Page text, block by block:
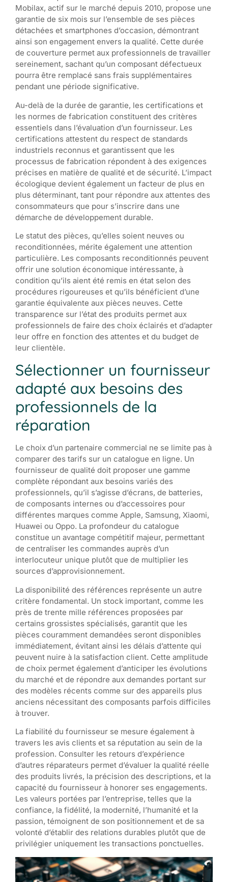
Mobilax, actif sur le marché depuis 2010, propose une
garantie de six mois sur l’ensemble de ses pièces
détachées et smartphones d’occasion, démontrant
ainsi son engagement envers la qualité. Cette durée
de couverture permet aux professionnels de travailler
sereinement, sachant qu’un composant défectueux
pourra être remplacé sans frais supplémentaires
pendant une période significative.
Au-delà de la durée de garantie, les certifications et
les normes de fabrication constituent des critères
essentiels dans l’évaluation d’un fournisseur. Les
certifications attestent du respect de standards
industriels reconnus et garantissent que les
processus de fabrication répondent à des exigences
précises en matière de qualité et de sécurité. L’impact
écologique devient également un facteur de plus en
plus déterminant, tant pour répondre aux attentes des
consommateurs que pour s’inscrire dans une
démarche de développement durable.
Le statut des pièces, qu’elles soient neuves ou
reconditionnées, mérite également une attention
particulière. Les composants reconditionnés peuvent
offrir une solution économique intéressante, à
condition qu’ils aient été remis en état selon des
procédures rigoureuses et qu’ils bénéficient d’une
garantie équivalente aux pièces neuves. Cette
transparence sur l’état des produits permet aux
professionnels de faire des choix éclairés et d’adapter
leur offre en fonction des attentes et du budget de
leur clientèle.
Sélectionner un fournisseur
adapté aux besoins des
professionnels de la
réparation
Le choix d’un partenaire commercial ne se limite pas à
comparer des tarifs sur un catalogue en ligne. Un
fournisseur de qualité doit proposer une gamme
complète répondant aux besoins variés des
professionnels, qu’il s’agisse d’écrans, de batteries,
de composants internes ou d’accessoires pour
différentes marques comme Apple, Samsung, Xiaomi,
Huawei ou Oppo. La profondeur du catalogue
constitue un avantage compétitif majeur, permettant
de centraliser les commandes auprès d’un
interlocuteur unique plutôt que de multiplier les
sources d’approvisionnement.
La disponibilité des références représente un autre
critère fondamental. Un stock important, comme les
près de trente mille références proposées par
certains grossistes spécialisés, garantit que les
pièces couramment demandées seront disponibles
immédiatement, évitant ainsi les délais d’attente qui
peuvent nuire à la satisfaction client. Cette amplitude
de choix permet également d’anticiper les évolutions
du marché et de répondre aux demandes portant sur
des modèles récents comme sur des appareils plus
anciens nécessitant des composants parfois difficiles
à trouver.
La fiabilité du fournisseur se mesure également à
travers les avis clients et sa réputation au sein de la
profession. Consulter les retours d’expérience
d’autres réparateurs permet d’évaluer la qualité réelle
des produits livrés, la précision des descriptions, et la
capacité du fournisseur à honorer ses engagements.
Les valeurs portées par l’entreprise, telles que la
confiance, la fidélité, la modernité, l’humanité et la
passion, témoignent de son positionnement et de sa
volonté d’établir des relations durables plutôt que de
privilégier uniquement les transactions ponctuelles.